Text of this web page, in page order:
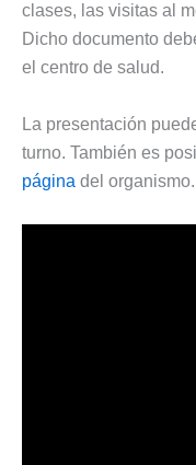
clases, las visitas al
Dicho documento
el centro de salud.
La presentación
turno. También es
página del organismo.